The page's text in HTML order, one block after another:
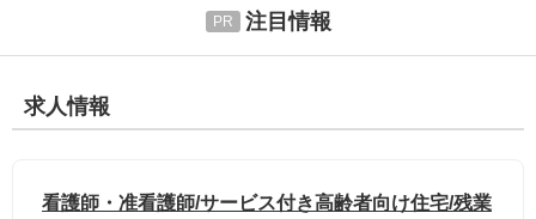
注目情報
求人情報
看護師・准看護師/サービス付き高齢者向け住宅/残業